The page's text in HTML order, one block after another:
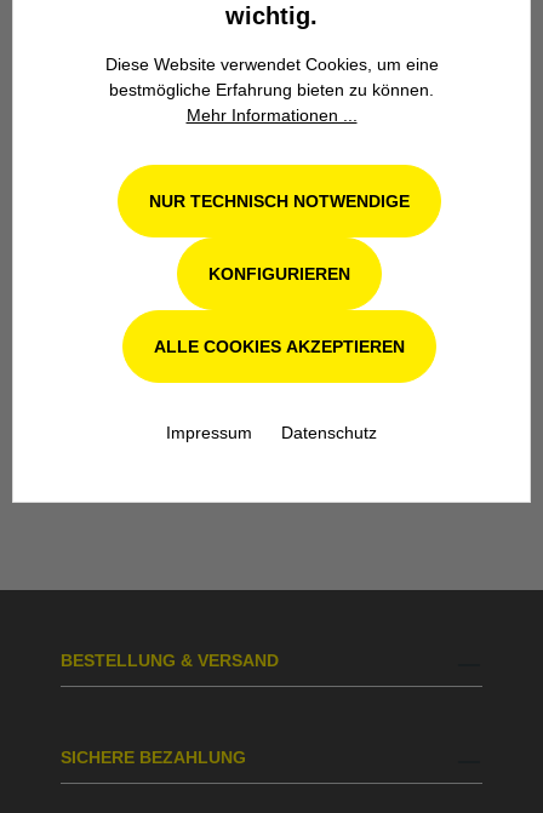
Familienbetrieb
Wir stehen seit über 100 Jahren als
Familienbetrieb in 4. Generation für
Werkstatt in Odenthal / Köln
und Landtechnik- Geräte in Odenthal bei
BESTELLUNG & VERSAND
SICHERE BEZAHLUNG
wichtig.
Diese Website verwendet Cookies, um eine
bestmögliche Erfahrung bieten zu können.
Mehr Informationen ...
NUR TECHNISCH NOTWENDIGE
KONFIGURIEREN
ALLE COOKIES AKZEPTIEREN
Impressum Datenschutz